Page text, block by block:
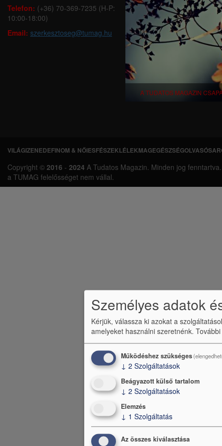
Telefon: (+36) 70-369-7235 (H-P:
10:00-18:00)
Email: szerkesztoseg@tumag.hu
A TUDATOS MAGAZIN
L
á
VILÁGIZENEDEFINOM & NŐIESFÉSZEKLÉLEKMAGEGÉSZSÉG
Copyright © 2016 - 2024 A Tudatos Magazin. Minden jog
a TUMAG felelősséget nem vállal.
Személyes adatok
Kérjük, válassza ki azokat a
amelyeket használni szeretnénk.
Működéshez szükséges
↓ 2 Szolgáltatások
Beágyazott külső tartalom
↓ 2 Szolgáltatások
Elemzés
↓ 1 Szolgáltatás
Az összes kiválasztása